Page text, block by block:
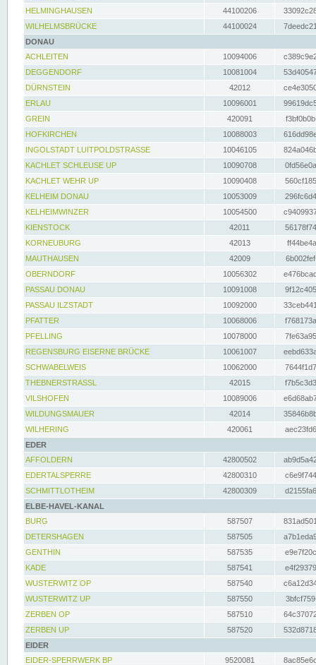
HELMINGHAUSEN
44100206
WILHELMSBRÜCKE
44100024
DONAU
ACHLEITEN
10094006
DEGGENDORF
10081004
DÜRNSTEIN
42012
ERLAU
10096001
GREIN
420091
HOFKIRCHEN
10088003
INGOLSTADT LUITPOLDSTRASSE
10046105
KACHLET SCHLEUSE UP
10090708
KACHLET WEHR UP
10090408
KELHEIM DONAU
10053009
KELHEIMWINZER
10054500
KIENSTOCK
42011
KORNEUBURG
42013
MAUTHAUSEN
42009
OBERNDORF
10056302
PASSAU DONAU
10091008
PASSAU ILZSTADT
10092000
PFATTER
10068006
PFELLING
10078000
REGENSBURG EISERNE BRÜCKE
10061007
SCHWABELWEIS
10062000
THEBNERSTRASSL
42015
VILSHOFEN
10089006
WILDUNGSMAUER
42014
WILHERING
420061
EDER
AFFOLDERN
42800502
EDERTALSPERRE
42800310
SCHMITTLOTHEIM
42800309
ELBE-HAVEL-KANAL
BURG
587507
DETERSHAGEN
587505
GENTHIN
587535
KADE
587541
WUSTERWITZ OP
587540
WUSTERWITZ UP
587550
ZERBEN OP
587510
ZERBEN UP
587520
EIDER
EIDER-SPERRWERK BP
9520081